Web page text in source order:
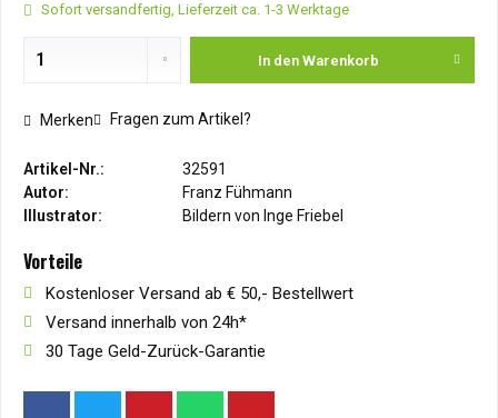
Sofort versandfertig, Lieferzeit ca. 1-3 Werktage
In den Warenkorb
Merken Fragen zum Artikel?
Artikel-Nr.:
32591
Autor:
Franz Fühmann
Illustrator:
Bildern von Inge Friebel
Vorteile
Kostenloser Versand ab € 50,- Bestellwert
Versand innerhalb von 24h*
30 Tage Geld-Zurück-Garantie